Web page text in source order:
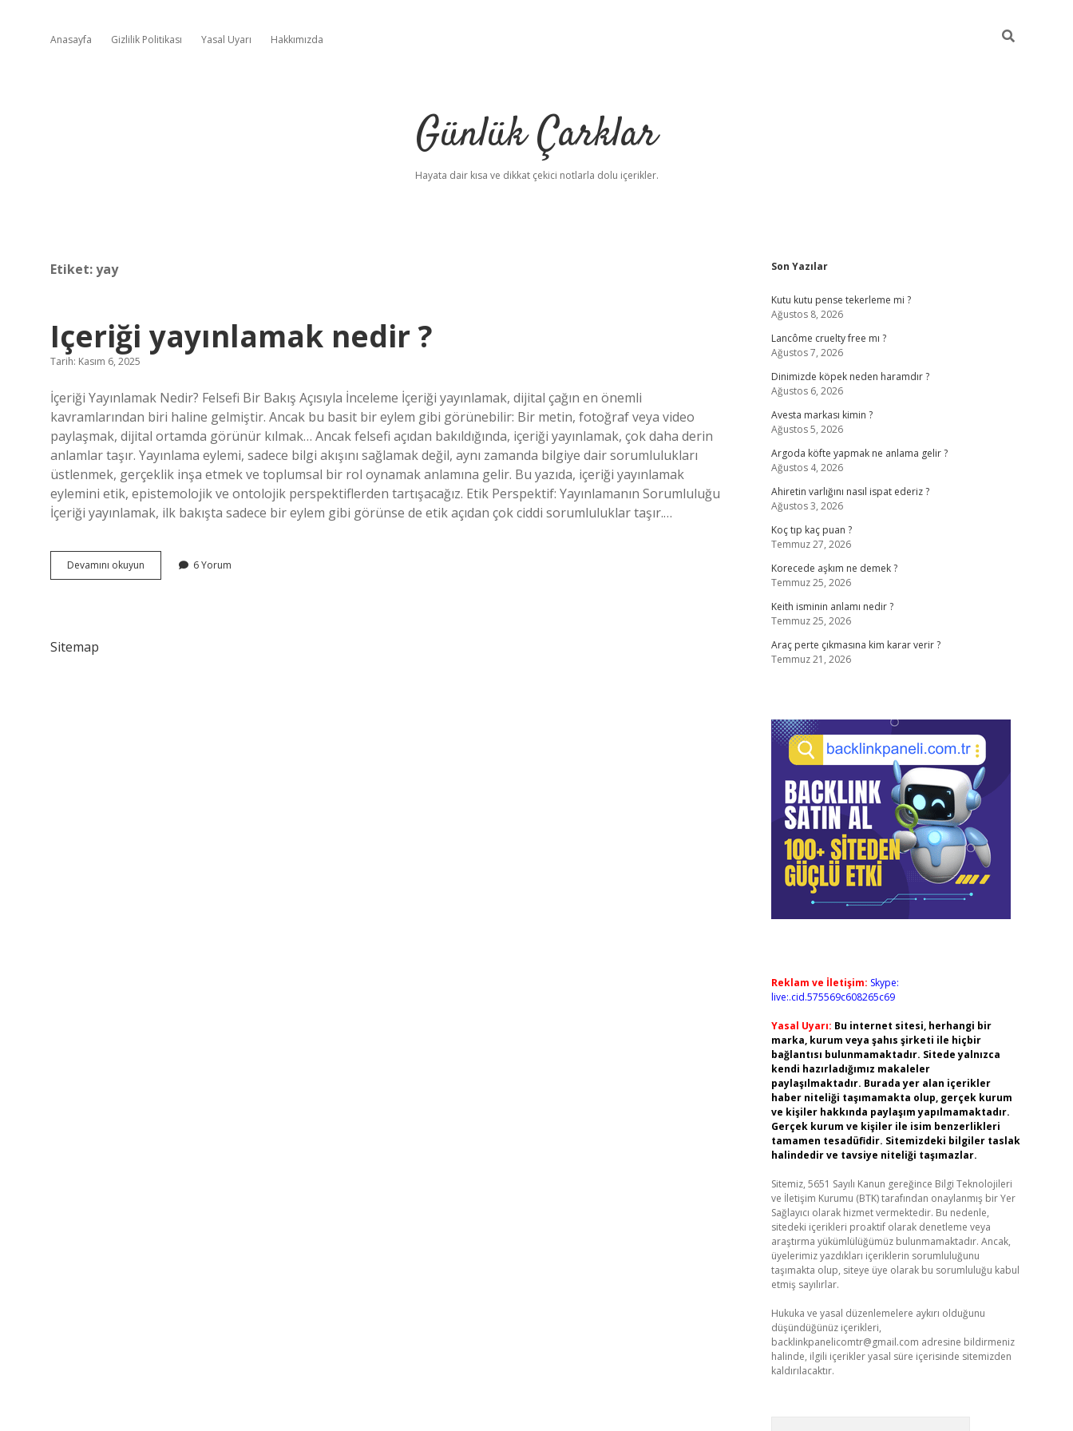
Anasayfa Gizlilik Politikası Yasal Uyarı Hakkımızda
Günlük Çarklar
Hayata dair kısa ve dikkat çekici notlarla dolu içerikler.
Etiket:yay
Içeriği yayınlamak nedir ?
Tarih: Kasım 6, 2025
İçeriği Yayınlamak Nedir? Felsefi Bir Bakış Açısıyla İnceleme İçeriği yayınlamak, dijital çağın en önemli
kavramlarından biri haline gelmiştir. Ancak bu basit bir eylem gibi görünebilir: Bir metin, fotoğraf veya video
paylaşmak, dijital ortamda görünür kılmak… Ancak felsefi açıdan bakıldığında, içeriği yayınlamak, çok daha derin
anlamlar taşır. Yayınlama eylemi, sadece bilgi akışını sağlamak değil, aynı zamanda bilgiye dair sorumlulukları
üstlenmek, gerçeklik inşa etmek ve toplumsal bir rol oynamak anlamına gelir. Bu yazıda, içeriği yayınlamak
eylemini etik, epistemolojik ve ontolojik perspektiflerden tartışacağız. Etik Perspektif: Yayınlamanın Sorumluluğu
İçeriği yayınlamak, ilk bakışta sadece bir eylem gibi görünse de etik açıdan çok ciddi sorumluluklar taşır.…
Devamını okuyun
yayınlamak
6 Yorum
Sitemap
Sidebar
Son Yazılar
Kutu kutu pense tekerleme mi ?
Ağustos 8, 2026
Lancôme cruelty free mı ?
Ağustos 7, 2026
Dinimizde köpek neden haramdır ?
Ağustos 6, 2026
Avesta markası kimin ?
Ağustos 5, 2026
Argoda köfte yapmak ne anlama gelir ?
Ağustos 4, 2026
Ahiretin varlığını nasıl ispat ederiz ?
Ağustos 3, 2026
Koç tıp kaç puan ?
Temmuz 27, 2026
Korecede aşkım ne demek ?
Temmuz 25, 2026
Keith isminin anlamı nedir ?
Temmuz 25, 2026
Araç perte çıkmasına kim karar verir ?
Temmuz 21, 2026
Reklam ve İletişim: Skype:
live:.cid.575569c608265c69
Yasal Uyarı: Bu internet sitesi, herhangi bir
marka, kurum veya şahıs şirketi ile hiçbir
bağlantısı bulunmamaktadır. Sitede yalnızca
kendi hazırladığımız makaleler
paylaşılmaktadır. Burada yer alan içerikler
haber niteliği taşımamakta olup, gerçek kurum
ve kişiler hakkında paylaşım yapılmamaktadır.
Gerçek kurum ve kişiler ile isim benzerlikleri
tamamen tesadüfidir. Sitemizdeki bilgiler taslak
halindedir ve tavsiye niteliği taşımazlar.
Sitemiz, 5651 Sayılı Kanun gereğince Bilgi Teknolojileri
ve İletişim Kurumu (BTK) tarafından onaylanmış bir Yer
Sağlayıcı olarak hizmet vermektedir. Bu nedenle,
sitedeki içerikleri proaktif olarak denetleme veya
araştırma yükümlülüğümüz bulunmamaktadır. Ancak,
üyelerimiz yazdıkları içeriklerin sorumluluğunu
taşımakta olup, siteye üye olarak bu sorumluluğu kabul
etmiş sayılırlar.
Hukuka ve yasal düzenlemelere aykırı olduğunu
düşündüğünüz içerikleri,
backlinkpanelicomtr@gmail.com adresine bildirmeniz
halinde, ilgili içerikler yasal süre içerisinde sitemizden
kaldırılacaktır.
ilbet güncel giriş adresi